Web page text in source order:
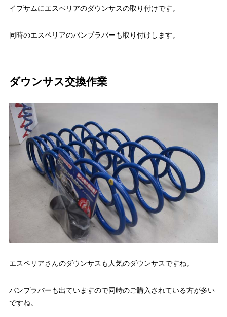
イプサムにエスペリアのダウンサスの取り付けです。
同時のエスペリアのバンプラバーも取り付けします。
ダウンサス交換作業
エスペリアさんのダウンサスも人気のダウンサスですね。
バンプラバーも出ていますので同時のご購入されている方が多い
ですね。